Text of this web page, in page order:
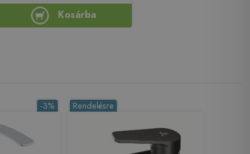
Kosárba
-3% Rendelésre